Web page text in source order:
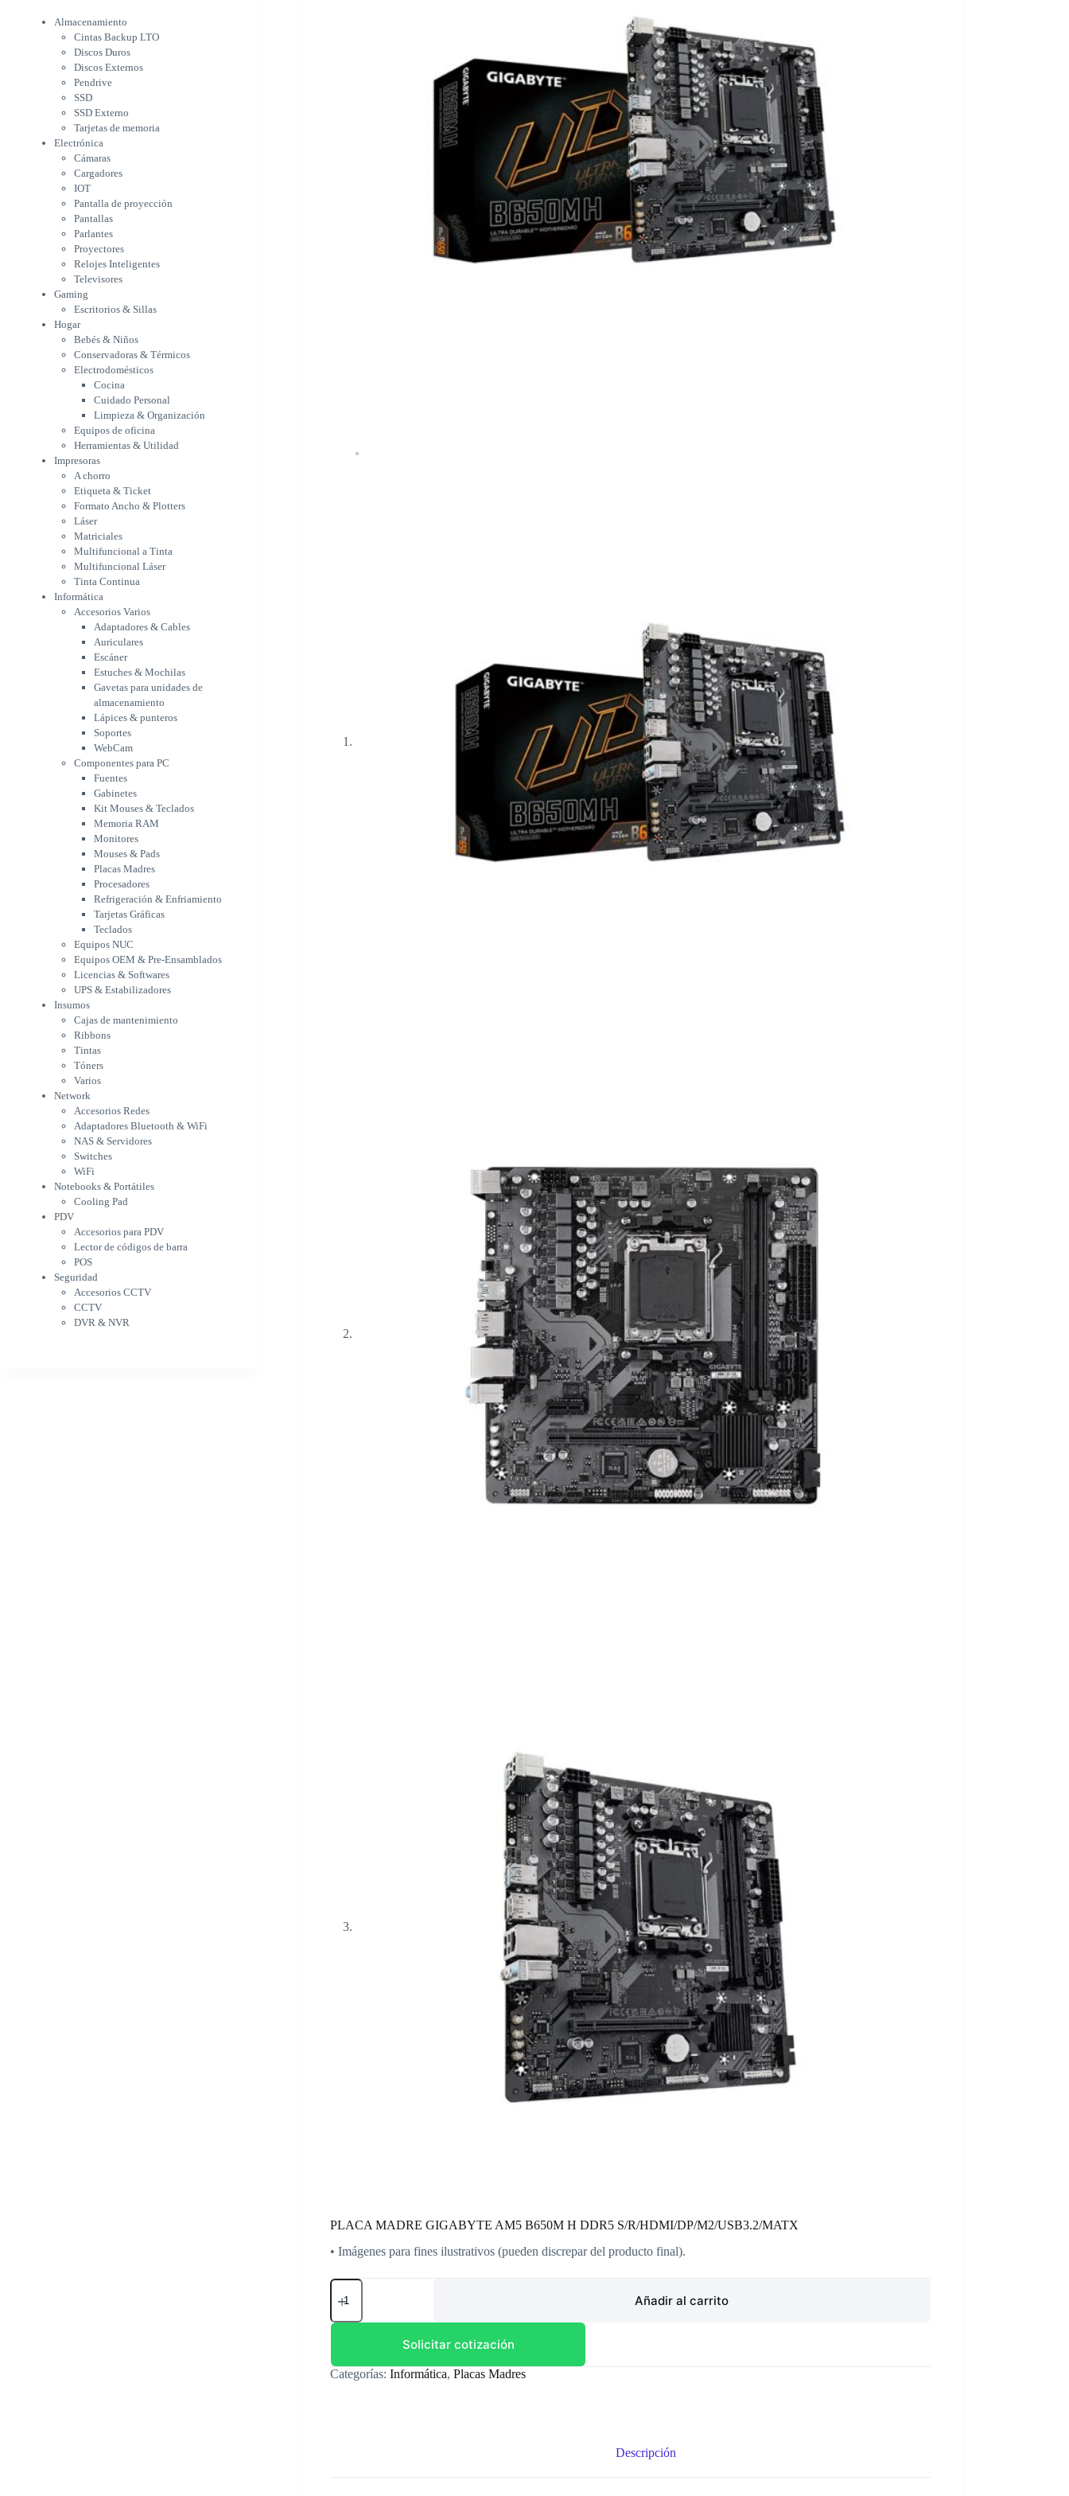
PLACA MADRE GIGABYTE AM5 B650M H DDR5 S/R/HDMI/DP/M2/USB3.2/MATX
• Imágenes para fines ilustrativos (pueden discrepar del producto final).
PLACA
MADRE
AM5
DDR5
S/R/HDMI/DP/M2/USB3.2/MATX
Añadir al carrito
Solicitar cotización
Categorías: Informática, Placas Madres
Descripción
Cámaras
Cargadores
IOT
Pantalla de proyección
Pantallas
Parlantes
Proyectores
Relojes Inteligentes
Televisores
Gaming
Escritorios & Sillas
Hogar
Bebés & Niños
Conservadoras & Térmicos
Electrodomésticos
Cocina
Cuidado Personal
Equipos de oficina
Impresoras
A chorro
Etiqueta & Ticket
Formato Ancho & Plotters
Láser
Matriciales
Multifuncional a Tinta
Multifuncional Láser
Tinta Continua
Informática
Accesorios Varios
Adaptadores & Cables
Auriculares
Escáner
Estuches & Mochilas
Gavetas para unidades de
Lápices & punteros
Soportes
WebCam
Componentes para PC
Fuentes
Gabinetes
Kit Mouses & Teclados
Memoria RAM
Monitores
Mouses & Pads
Placas Madres
Procesadores
Refrigeración &
Enfriamiento
Tarjetas Gráficas
Teclados
Equipos NUC
Equipos OEM & Pre-
Ensamblados
Licencias & Softwares
UPS & Estabilizadores
Insumos
Cajas de mantenimiento
Ribbons
Tintas
Tóners
Varios
Network
Accesorios Redes
Adaptadores Bluetooth &
WiFi
NAS & Servidores
Switches
WiFi
Notebooks & Portátiles
Cargador para notebook
Cooling Pad
PDV
Accesorios para PDV
POS
Seguridad
Accesorios CCTV
CCTV
DVR & NVR
Sin categorizar
Almacenamiento
Cintas Backup LTO
Discos Duros
Discos Externos
Pendrive
SSD
SSD Externo
Tarjetas de memoria
Electrónica
Cámaras
Cargadores
IOT
Pantalla de proyección
Pantallas
Parlantes
Proyectores
Relojes Inteligentes
Televisores
Gaming
Escritorios & Sillas
Hogar
Bebés & Niños
Conservadoras & Térmicos
Electrodomésticos
Cocina
Cuidado Personal
Limpieza & Organización
Equipos de oficina
Herramientas & Utilidad
Impresoras
A chorro
Etiqueta & Ticket
Formato Ancho & Plotters
Láser
Matriciales
Multifuncional a Tinta
Multifuncional Láser
Tinta Continua
Informática
Accesorios Varios
Adaptadores & Cables
Auriculares
Escáner
Estuches & Mochilas
Gavetas para unidades de
almacenamiento
Lápices & punteros
Soportes
WebCam
Componentes para PC
Fuentes
Gabinetes
Kit Mouses & Teclados
Memoria RAM
Monitores
Mouses & Pads
Placas Madres
Procesadores
Refrigeración & Enfriamiento
Tarjetas Gráficas
Teclados
Equipos NUC
Equipos OEM & Pre-Ensamblados
Licencias & Softwares
UPS & Estabilizadores
Insumos
Cajas de mantenimiento
Ribbons
Tintas
Tóners
Varios
Network
Accesorios Redes
Adaptadores Bluetooth & WiFi
NAS & Servidores
Switches
WiFi
Notebooks & Portátiles
Cooling Pad
PDV
Accesorios para PDV
Lector de códigos de barra
POS
Seguridad
Accesorios CCTV
CCTV
DVR & NVR